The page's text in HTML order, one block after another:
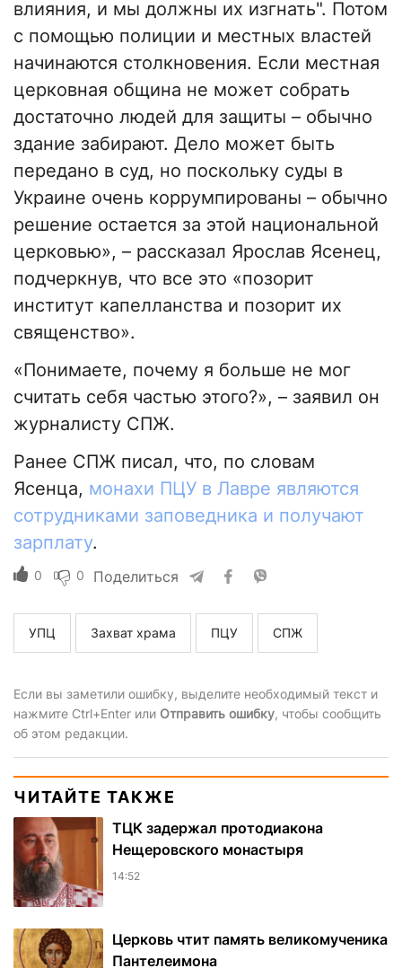
влияния, и мы должны их изгнать". Потом
с помощью полиции и местных властей
начинаются столкновения. Если местная
церковная община не может собрать
достаточно людей для защиты – обычно
здание забирают. Дело может быть
передано в суд, но поскольку суды в
Украине очень коррумпированы – обычно
решение остается за этой национальной
церковью», – рассказал Ярослав Ясенец,
подчеркнув, что все это «позорит
институт капелланства и позорит их
священство».
«Понимаете, почему я больше не мог
считать себя частью этого?», – заявил он
журналисту СПЖ.
Ранее СПЖ писал, что, по словам
Ясенца, монахи ПЦУ в Лавре являются
сотрудниками заповедника и получают
зарплату.
0 0 Поделиться
УПЦ Захват храма ПЦУ СПЖ
Если вы заметили ошибку, выделите необходимый текст и
нажмите Ctrl+Enter или Отправить ошибку, чтобы сообщить
об этом редакции.
ЧИТАЙТЕ ТАКЖЕ
ТЦК задержал протодиакона
Нещеровского монастыря
14:52
Церковь чтит память великомученика
Пантелеимона